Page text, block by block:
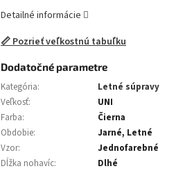
Detailné informácie
📏 Pozrieť veľkostnú tabuľku
Dodatočné parametre
Kategória:
Letné súpravy
Veľkosť:
UNI
Farba:
Čierna
Obdobie:
Jarné, Letné
Vzor:
Jednofarebné
Dĺžka nohavíc:
Dlhé